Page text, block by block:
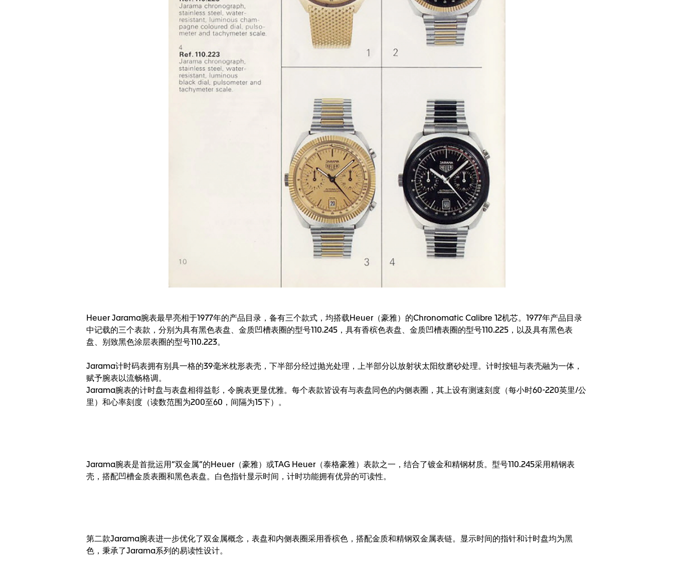
Heuer Jarama腕表最早亮相于1977年的产品目录，备有三个款式，均搭载Heuer（豪雅）的Chronomatic Calibre 12机芯。1977年产品目录
中记载的三个表款，分别为具有黑色表盘、金质凹槽表圈的型号110.245，具有香槟色表盘、金质凹槽表圈的型号110.225，以及具有黑色表
盘、别致黑色涂层表圈的型号110.223。
Jarama计时码表拥有别具一格的39毫米枕形表壳，下半部分经过抛光处理，上半部分以放射状太阳纹磨砂处理。计时按钮与表壳融为一体，
赋予腕表以流畅格调。
Jarama腕表的计时盘与表盘相得益彰，令腕表更显优雅。每个表款皆设有与表盘同色的内侧表圈，其上设有测速刻度（每小时60-220英里/公
里）和心率刻度（读数范围为200至60，间隔为15下）。
Jarama腕表是首批运用“双金属”的Heuer（豪雅）或TAG Heuer（泰格豪雅）表款之一，结合了镀金和精钢材质。型号110.245采用精钢表
壳，搭配凹槽金质表圈和黑色表盘。白色指针显示时间，计时功能拥有优异的可读性。
第二款Jarama腕表进一步优化了双金属概念，表盘和内侧表圈采用香槟色，搭配金质和精钢双金属表链。显示时间的指针和计时盘均为黑
色，秉承了Jarama系列的易读性设计。